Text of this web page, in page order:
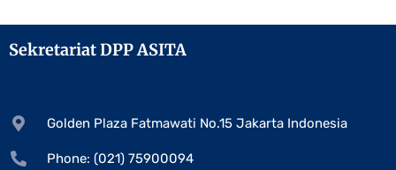
Sekretariat DPP ASITA
Golden Plaza Fatmawati No.15 Jakarta Indonesia
Phone: (021) 75900094